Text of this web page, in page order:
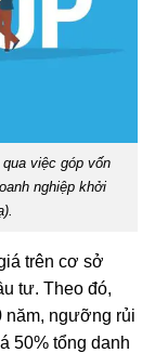
việc góp vốn
nghiệp khởi
trên cơ sở
tư. Theo đó,
năm, ngưỡng rủi
50% tổng danh